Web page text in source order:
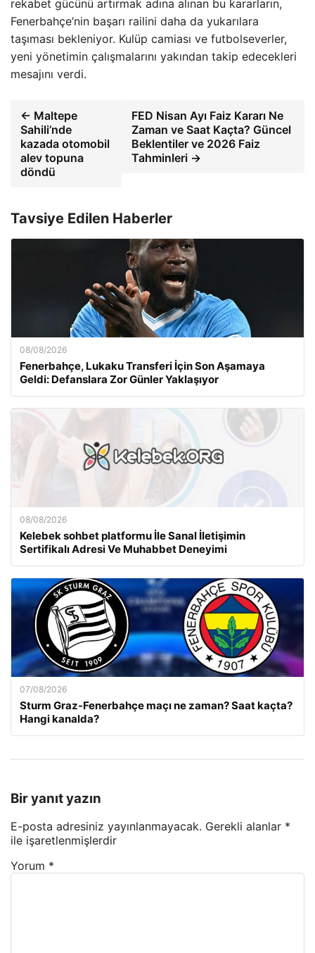
rekabet gücünü artırmak adına alınan bu kararların,
Fenerbahçe’nin başarı railini daha da yukarılara
taşıması bekleniyor. Kulüp camiası ve futbolseverler,
yeni yönetimin çalışmalarını yakından takip edecekleri
mesajını verdi.
← Maltepe
Sahili’nde
kazada otomobil
alev topuna
döndü
FED Nisan Ayı Faiz Kararı Ne
Zaman ve Saat Kaçta? Güncel
Beklentiler ve 2026 Faiz
Tahminleri →
Tavsiye Edilen Haberler
08/08/2026
Fenerbahçe, Lukaku Transferi İçin Son Aşamaya
Geldi: Defanslara Zor Günler Yaklaşıyor
08/08/2026
Kelebek sohbet platformu İle Sanal İletişimin
Sertifikalı Adresi Ve Muhabbet Deneyimi
07/08/2026
Sturm Graz-Fenerbahçe maçı ne zaman? Saat kaçta?
Hangi kanalda?
Bir yanıt yazın
E-posta adresiniz yayınlanmayacak. Gerekli alanlar *
ile işaretlenmişlerdir
Yorum *